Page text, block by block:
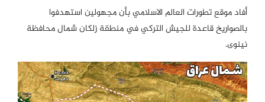
أفاد موقع تطورات العالم الاسلامي بأن مجهولين استهدفوا
بالصواريخ قاعدة للجيش التركي في منطقة زلكان شمال محافظة
نينوى.